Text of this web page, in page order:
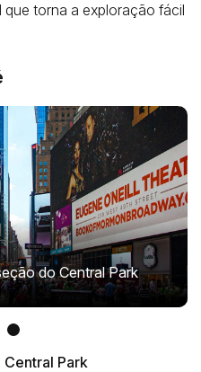
torna a exploração fácil
do Central Park
Park